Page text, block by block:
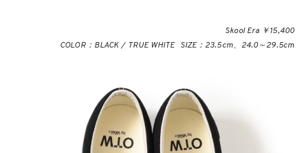
Skool Era ￥15,400
COLOR：BLACK / TRUE WHITE SIZE：23.5cm、24.0～29.5cm